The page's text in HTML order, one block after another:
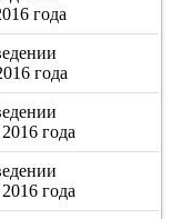
года
года
года
года